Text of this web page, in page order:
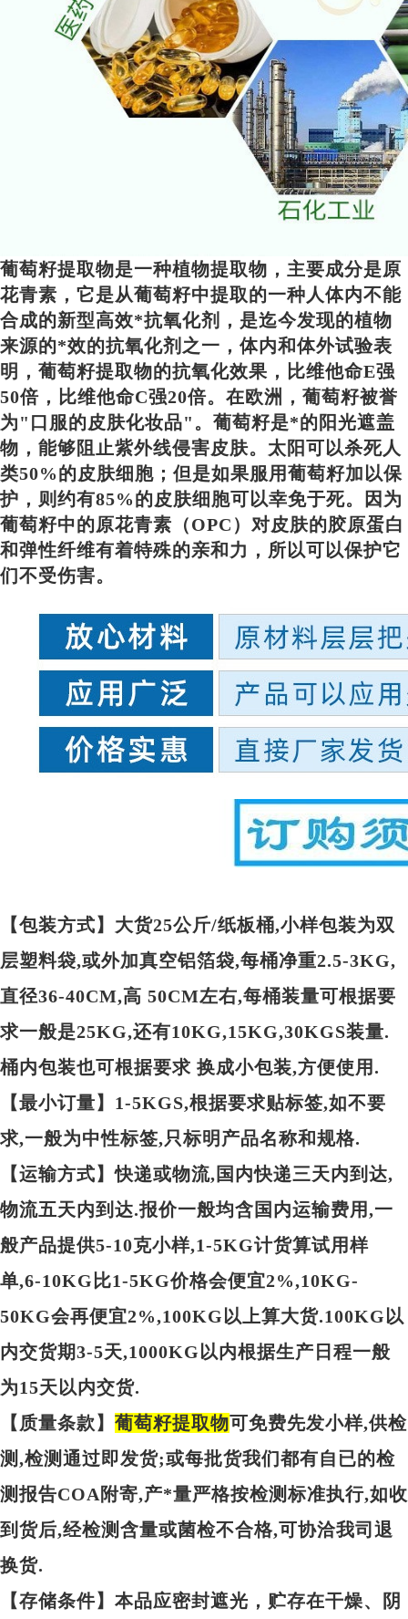
葡萄籽提取物是一种植物提取物，主要成分是原
花青素，它是从葡萄籽中提取的一种人体内不能
合成的新型高效*抗氧化剂，是迄今发现的植物
来源的*效的抗氧化剂之一，体内和体外试验表
明，葡萄籽提取物的抗氧化效果，比维他命E强
50倍，比维他命C强20倍。在欧洲，葡萄籽被誉
为"口服的皮肤化妆品"。葡萄籽是*的阳光遮盖
物，能够阻止紫外线侵害皮肤。太阳可以杀死人
类50%的皮肤细胞；但是如果服用葡萄籽加以保
护，则约有85%的皮肤细胞可以幸免于死。因为
葡萄籽中的原花青素（OPC）对皮肤的胶原蛋白
和弹性纤维有着特殊的亲和力，所以可以保护它
们不受伤害。
【包装方式】大货25公斤/纸板桶,小样包装为双
层塑料袋,或外加真空铝箔袋,每桶净重2.5-3KG,
直径36-40CM,高 50CM左右,每桶装量可根据要
求一般是25KG,还有10KG,15KG,30KGS装量.
桶内包装也可根据要求 换成小包装,方便使用.
【最小订量】1-5KGS,根据要求贴标签,如不要
求,一般为中性标签,只标明产品名称和规格.
【运输方式】快递或物流,国内快递三天内到达,
物流五天内到达.报价一般均含国内运输费用,一
般产品提供5-10克小样,1-5KG计货算试用样
单,6-10KG比1-5KG价格会便宜2%,10KG-
50KG会再便宜2%,100KG以上算大货.100KG以
内交货期3-5天,1000KG以内根据生产日程一般
为15天以内交货.
【质量条款】 葡萄籽提取物可免费先发小样,供检
测,检测通过即发货;或每批货我们都有自已的检
测报告COA附寄,产*量严格按检测标准执行,如收
到货后,经检测含量或菌检不合格,可协洽我司退
换货.
【存储条件】本品应密封遮光，贮存在干燥、阴